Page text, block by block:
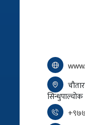
सिन्धुपाल्चोक